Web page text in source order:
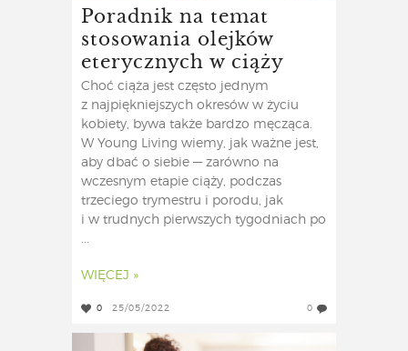
Poradnik na temat
stosowania olejków
eterycznych w ciąży
Choć ciąża jest często jednym
z najpiękniejszych okresów w życiu
kobiety, bywa także bardzo męcząca.
W Young Living wiemy, jak ważne jest,
aby dbać o siebie — zarówno na
wczesnym etapie ciąży, podczas
trzeciego trymestru i porodu, jak
i w trudnych pierwszych tygodniach po
...
WIĘCEJ »
0 25/05/2022 0